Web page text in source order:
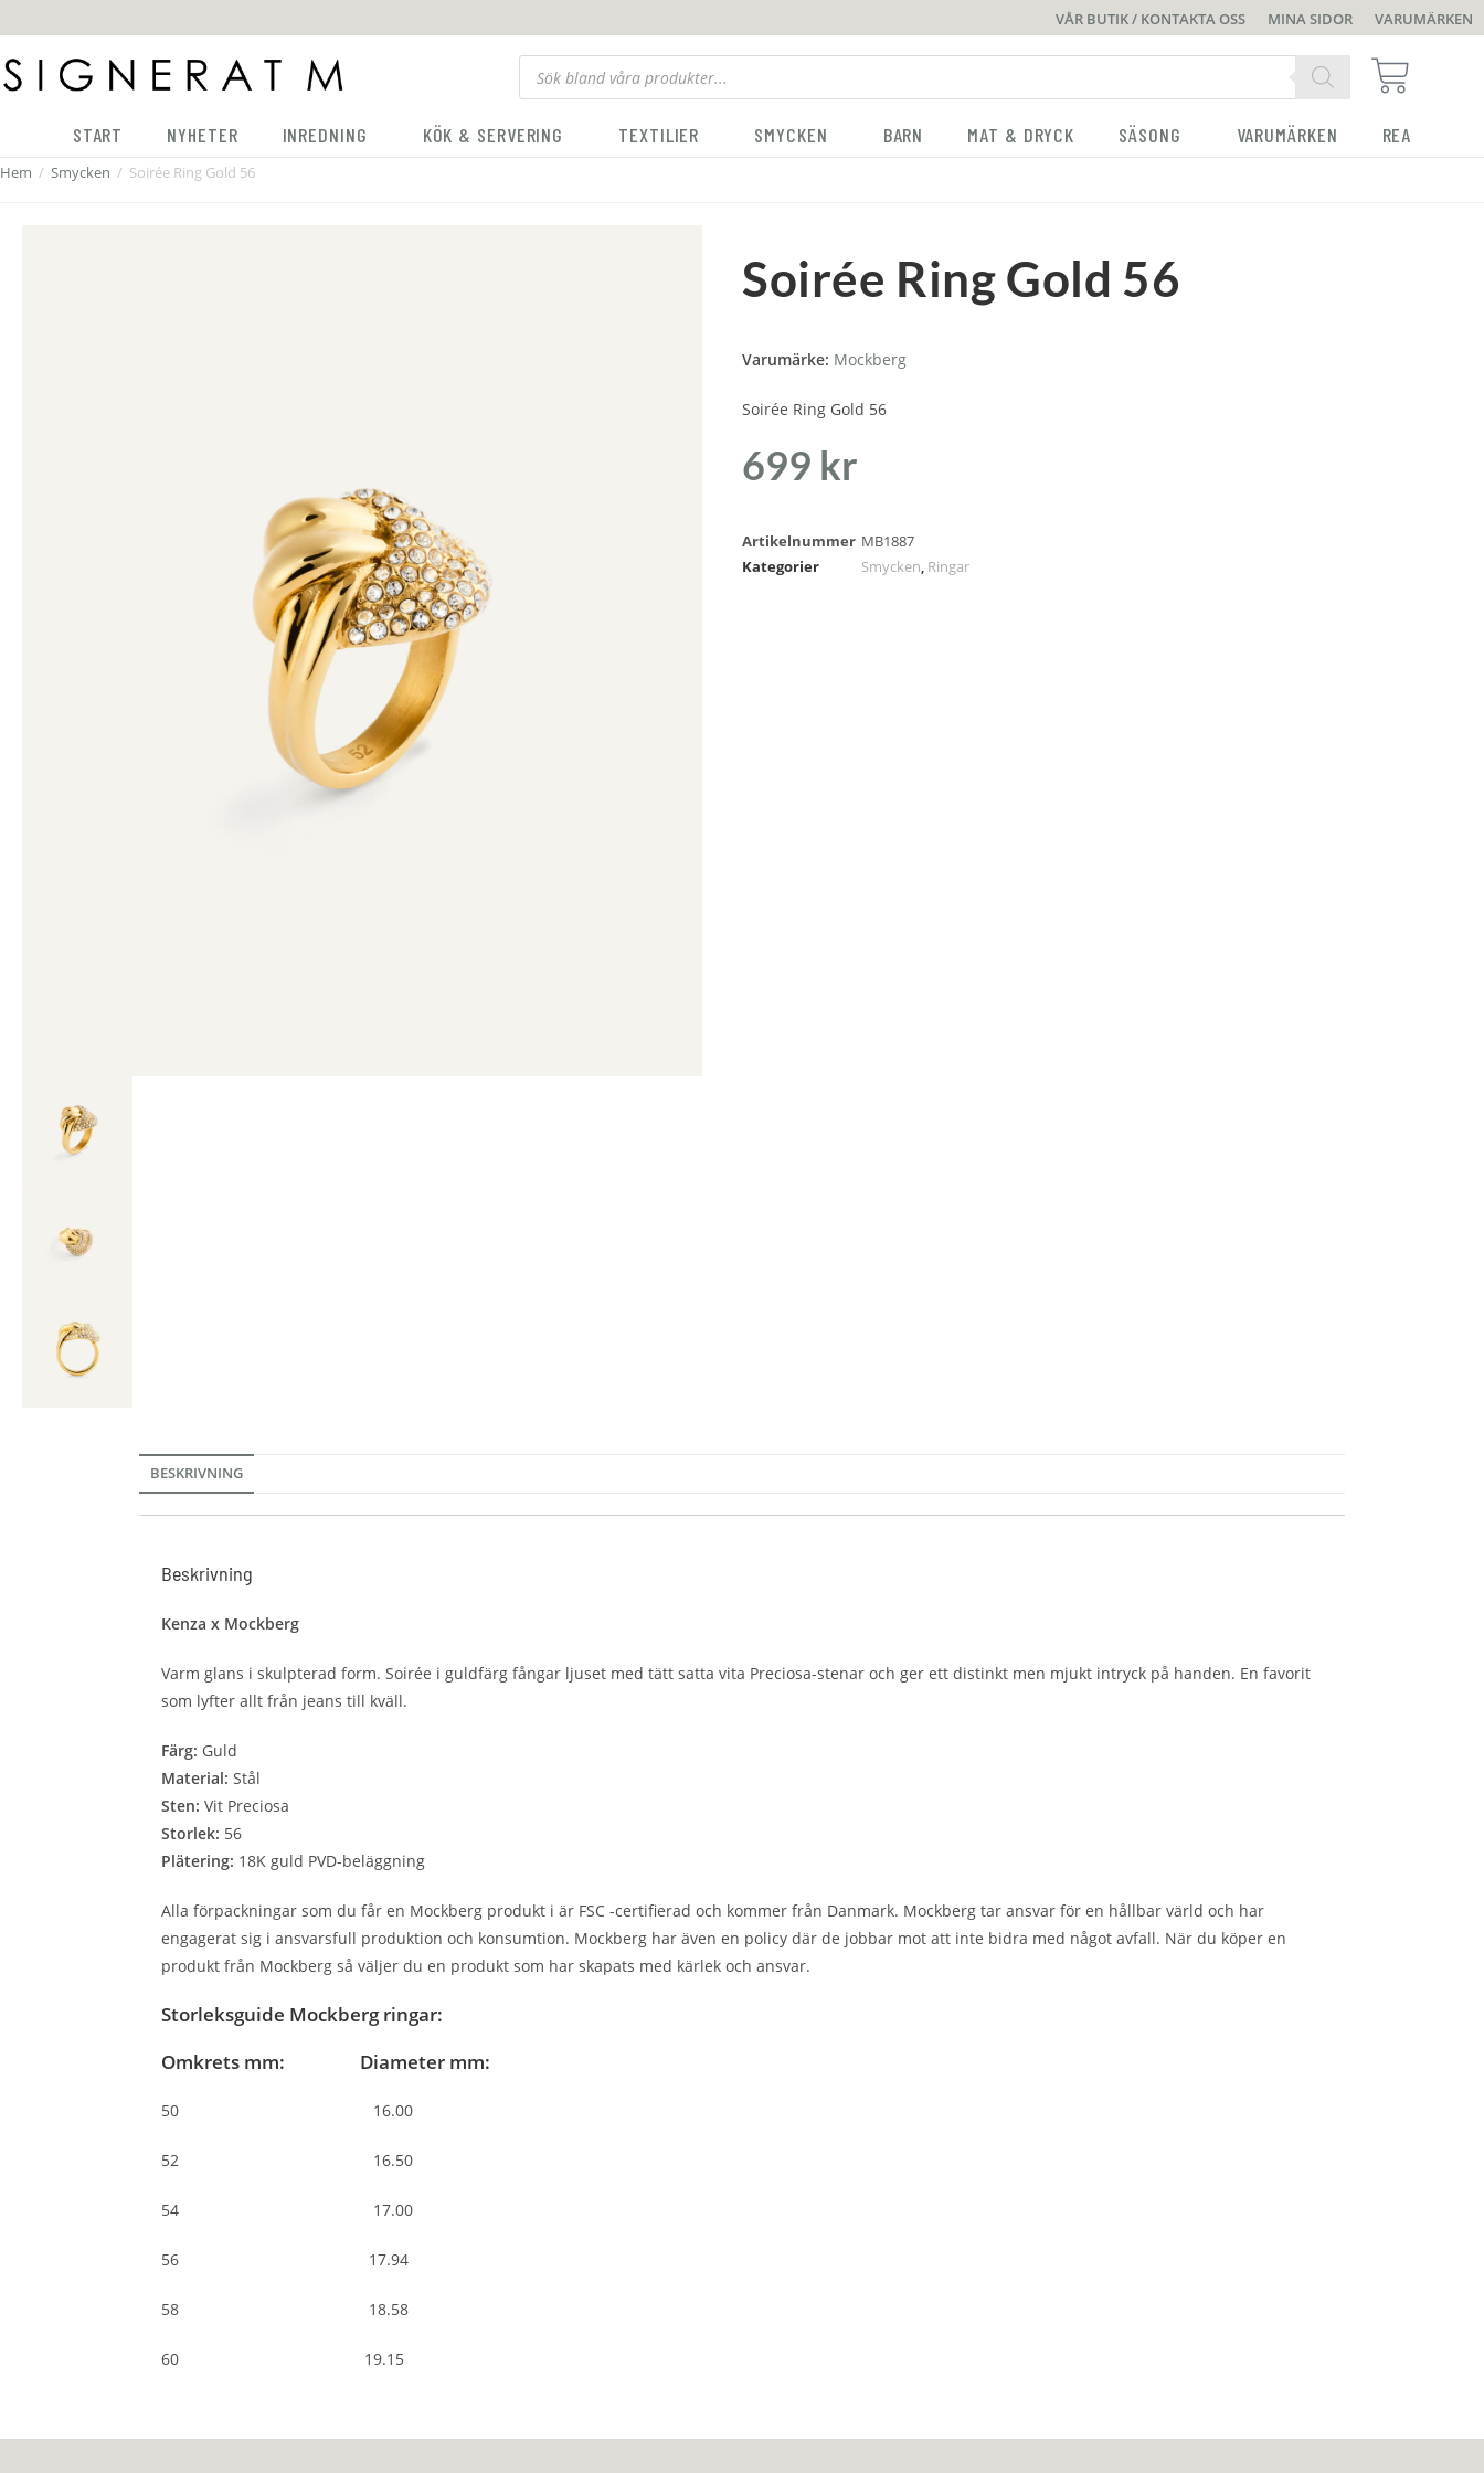
VÅR BUTIK / KONTAKTA OSS MINA SIDOR VARUMÄRKEN
START NYHETER INREDNING KÖK & SERVERING TEXTILIER SMYCKEN BARN MAT & DRYCK SÄSONG VARUMÄRKEN REA
Hem / Smycken / Soirée Ring Gold 56
Soirée Ring Gold 56
Varumärke: Mockberg
Soirée Ring Gold 56
699 kr
Artikelnummer MB1887
Kategorier
Smycken, Ringar
BESKRIVNING
Beskrivning
Kenza x Mockberg
Varm glans i skulpterad form. Soirée i guldfärg fångar ljuset med tätt satta vita Preciosa-stenar och ger ett distinkt men mjukt intryck på handen. En favorit
som lyfter allt från jeans till kväll.
Färg: Guld
Material: Stål
Sten: Vit Preciosa
Storlek: 56
Plätering: 18K guld PVD-beläggning
Alla förpackningar som du får en Mockberg produkt i är FSC -certifierad och kommer från Danmark. Mockberg tar ansvar för en hållbar värld och har
engagerat sig i ansvarsfull produktion och konsumtion. Mockberg har även en policy där de jobbar mot att inte bidra med något avfall. När du köper en
produkt från Mockberg så väljer du en produkt som har skapats med kärlek och ansvar.
Storleksguide Mockberg ringar:
Omkrets mm: Diameter mm:
50 16.00
52 16.50
54 17.00
56 17.94
58 18.58
60 19.15